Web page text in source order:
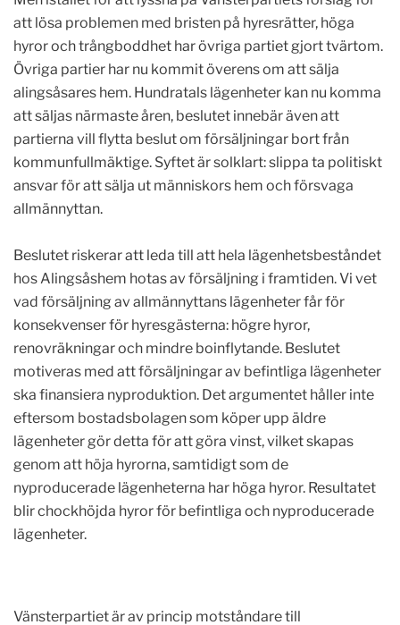
att lösa problemen med bristen på hyresrätter, höga
hyror och trångboddhet har övriga partiet gjort tvärtom.
Övriga partier har nu kommit överens om att sälja
alingsåsares hem. Hundratals lägenheter kan nu komma
att säljas närmaste åren, beslutet innebär även att
partierna vill flytta beslut om försäljningar bort från
kommunfullmäktige. Syftet är solklart: slippa ta politiskt
ansvar för att sälja ut människors hem och försvaga
allmännyttan.
Beslutet riskerar att leda till att hela lägenhetsbeståndet
hos Alingsåshem hotas av försäljning i framtiden. Vi vet
vad försäljning av allmännyttans lägenheter får för
konsekvenser för hyresgästerna: högre hyror,
renovräkningar och mindre boinflytande. Beslutet
motiveras med att försäljningar av befintliga lägenheter
ska finansiera nyproduktion. Det argumentet håller inte
eftersom bostadsbolagen som köper upp äldre
lägenheter gör detta för att göra vinst, vilket skapas
genom att höja hyrorna, samtidigt som de
nyproducerade lägenheterna har höga hyror. Resultatet
blir chockhöjda hyror för befintliga och nyproducerade
lägenheter.
Vänsterpartiet är av princip motståndare till